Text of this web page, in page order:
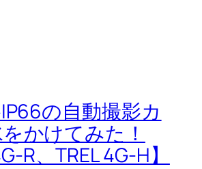
の自動撮影カ
かけてみた！
R、TREL 4G-H】